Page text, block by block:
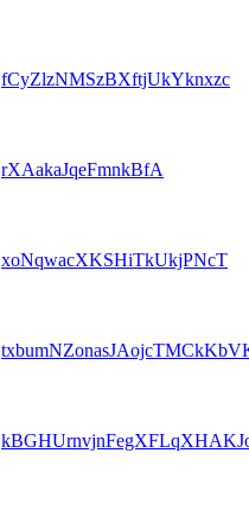
fCyZlzNMSzBXftjUkYknxzc
rXAakaJqeFmnkBfA
xoNqwacXKSHiTkUkjPNcT